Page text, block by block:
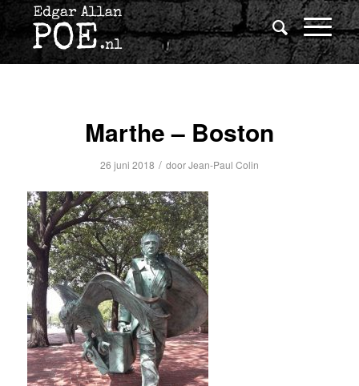
Marthe – Boston
26 juni 2018 / doorJean-Paul Colin